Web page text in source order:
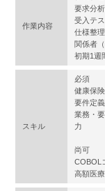
作業内容
要求分
受入テ
仕様整
関係者
初期1週
スキル
必須
健康保
要件定
業務・
力
尚可
COBOL
高額医